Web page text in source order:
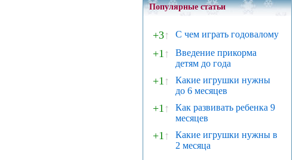
Популярные статьи
+3↑ С чем играть годовалому
+1↑
Введение прикорма
детям до года
+1↑
Какие игрушки нужны
до 6 месяцев
+1↑
Как развивать ребенка 9
месяцев
+1↑
Какие игрушки нужны в
2 месяца